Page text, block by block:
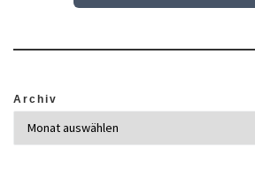
Archiv